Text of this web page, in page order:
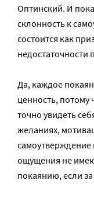
Оптинский. И
склонность к
состоится как
недостаточности
Да, каждое
ценность, потому
точно увидеть
желаниях,
самоутверждение
ощущения не
покаянию, если